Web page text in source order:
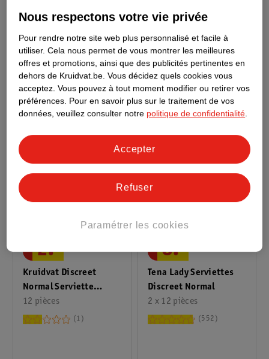
Serviettes+ Pour Fuites
Urinaires Et
Incontinence Long
20 pièces
7 .
84
taille L, 8 pièces
11.
471
Kruidvat Discreet
Normal Serviette
D’incontinence
12 pièces
2.
1
Tena Lady Serviettes
Discreet Normal
2 x 12 pièces
8.
552
Nous respectons votre vie privée
Pour rendre notre site web plus personnalisé et facile à
utiliser. Cela nous permet de vous montrer les meilleures
offres et promotions, ainsi que des publicités pertinentes en
dehors de Kruidvat.be. Vous décidez quels cookies vous
acceptez. Vous pouvez à tout moment modifier ou retirer vos
préférences. Pour en savoir plus sur le traitement de vos
données, veuillez consulter notre politique de confidentialité
Paramétrer les cookies
Refuser
Accepter